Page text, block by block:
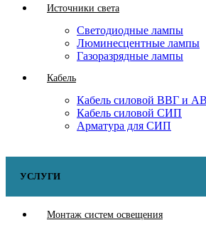
Источники света
Светодиодные лампы
Люминесцентные лампы
Газоразрядные лампы
Кабель
Кабель силовой ВВГ и
Кабель силовой СИП
Арматура для СИП
УСЛУГИ
Монтаж систем освещения